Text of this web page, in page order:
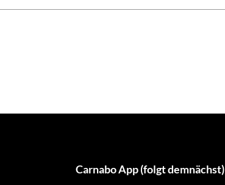
Carnabo App (folgt demnächst)